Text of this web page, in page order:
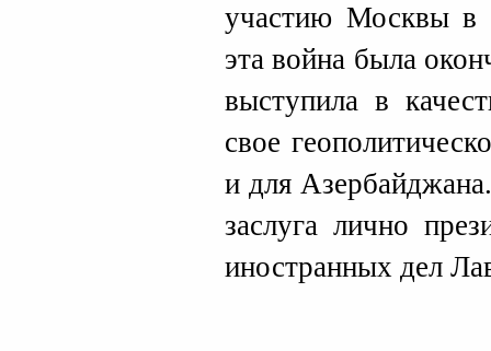
участию Москвы в
эта война была
выступила в
свое
и для
заслуга лично
иностранных дел